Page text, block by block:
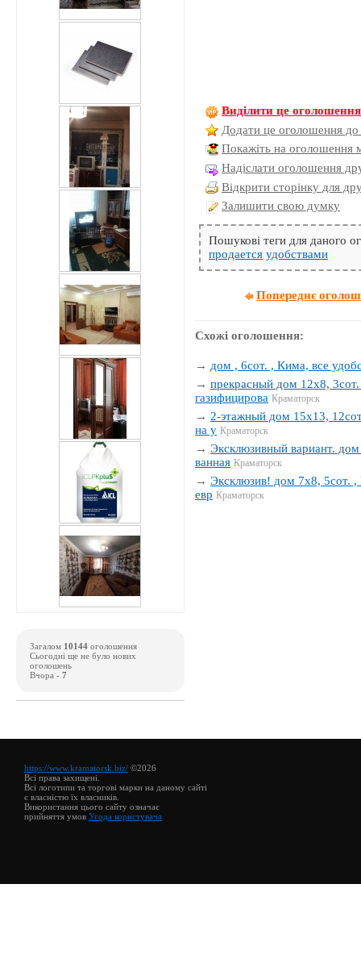
Виділити це оголошення
Додати це оголошення до
Покажіть на оголошення
Надіслати оголошення
Відкрити сторінку для
Залишити свою думку
Пошукові теги для даного
продается удобствами
Попереднє
Схожі оголошення:
→ дом , 6сот. , Кима, все
→прекрасный дом 12х8,
газифицирова Краматорск
→ 2-этажный дом 15х13,
на у Краматорск
→Эксклюзивный вариант.
ванная Краматорск
→Эксклюзив! дом 7х8, 5сот. ,
евр Краматорск
Загалом 10144 оголошення
Сьогодні ще не було нових
оголошень
Вчора - 7
https://www.kramatorsk.biz/ ©2026
Всі права захищені.
Всі логотипи та торгові марки на даному сайті
є власністю їх власників.
Використання цього сайту означає
прийняття умов Угода користувача